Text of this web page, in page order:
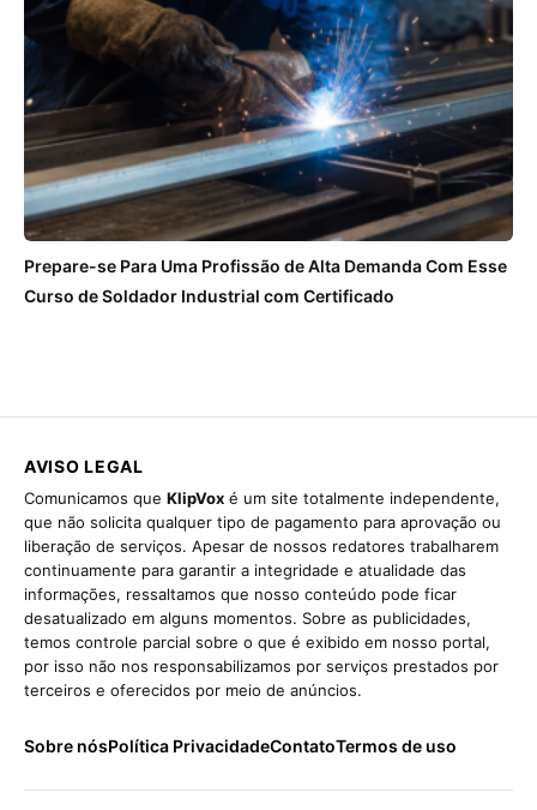
Prepare-se Para Uma Profissão de Alta Demanda Com Esse
Curso de Soldador Industrial com Certificado
AVISO LEGAL
Comunicamos que KlipVox é um site totalmente independente,
que não solicita qualquer tipo de pagamento para aprovação ou
liberação de serviços. Apesar de nossos redatores trabalharem
continuamente para garantir a integridade e atualidade das
informações, ressaltamos que nosso conteúdo pode ficar
desatualizado em alguns momentos. Sobre as publicidades,
temos controle parcial sobre o que é exibido em nosso portal,
por isso não nos responsabilizamos por serviços prestados por
terceiros e oferecidos por meio de anúncios.
Sobre nósPolítica PrivacidadeContatoTermos de uso